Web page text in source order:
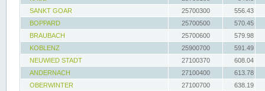
SANKT GOAR
25700300
556.43
BOPPARD
25700500
570.45
BRAUBACH
25700600
579.98
KOBLENZ
25900700
591.49
NEUWIED STADT
27100370
608.04
ANDERNACH
27100400
613.78
OBERWINTER
27100700
638.19